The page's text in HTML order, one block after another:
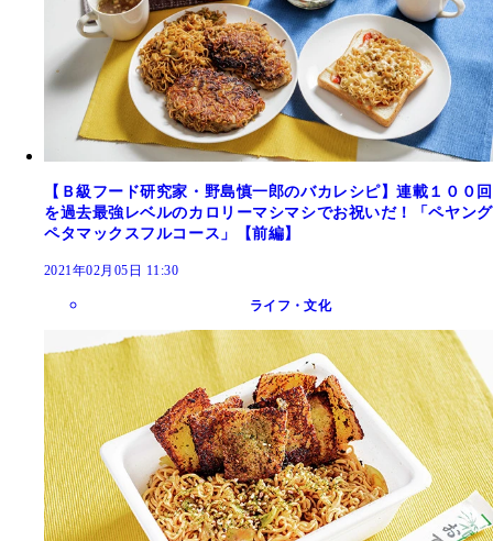
【Ｂ級フード研究家・野島慎一郎のバカレシピ】連載１００回
を過去最強レベルのカロリーマシマシでお祝いだ！「ペヤング
ペタマックスフルコース」【前編】
2021年02月05日 11:30
ライフ・文化